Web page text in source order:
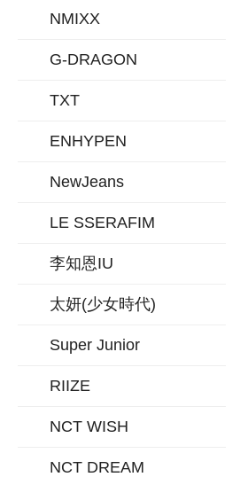
NMIXX
G-DRAGON
TXT
ENHYPEN
NewJeans
LE SSERAFIM
李知恩IU
太妍(少女時代)
Super Junior
RIIZE
NCT WISH
NCT DREAM